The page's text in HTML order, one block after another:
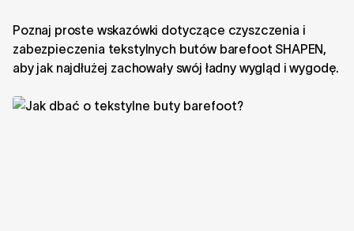
Poznaj proste wskazówki dotyczące czyszczenia i
zabezpieczenia tekstylnych butów barefoot SHAPEN,
aby jak najdłużej zachowały swój ładny wygląd i wygodę.